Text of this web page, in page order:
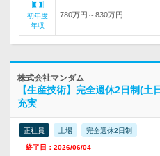
初年度
年収
780万円～830万円
株式会社マンダム
【生産技術】完全週休2日制(
充実
正社員 上場 完全週休2日制
終了日：2026/06/04